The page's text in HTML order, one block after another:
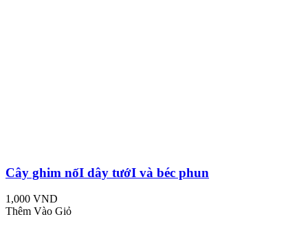
Cây ghim nốI dây tướI và béc phun
1,000 VND
Thêm Vào Giỏ